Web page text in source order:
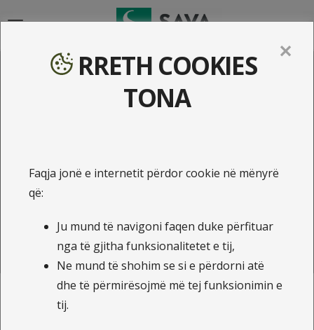
Pse sigurimi shëndetësor
Sigurimi i shëndetit individual
Sigurimi i shëndetit familjarë
Sigurimi i shëndetit grupor
Zgjedh pakon që të përshtatet dhe sigurohu sot!
✕
RRETH COOKIES
TONA
Faqja jonë e internetit përdor cookie në mënyrë
që:
Ju mund të navigoni faqen duke përfituar
nga të gjitha funksionalitetet e tij,
Ne mund të shohim se si e përdorni atë
dhe të përmirësojmë më tej funksionimin e
tij.